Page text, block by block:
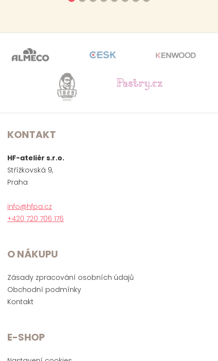
KONTAKT
HF-ateliér s.r.o.
Střížkovská 9,
Praha
info@hfpa.cz
+420 720 706 176
O NÁKUPU
Zásady zpracování osobních údajů
Obchodní podmínky
Kontakt
E-SHOP